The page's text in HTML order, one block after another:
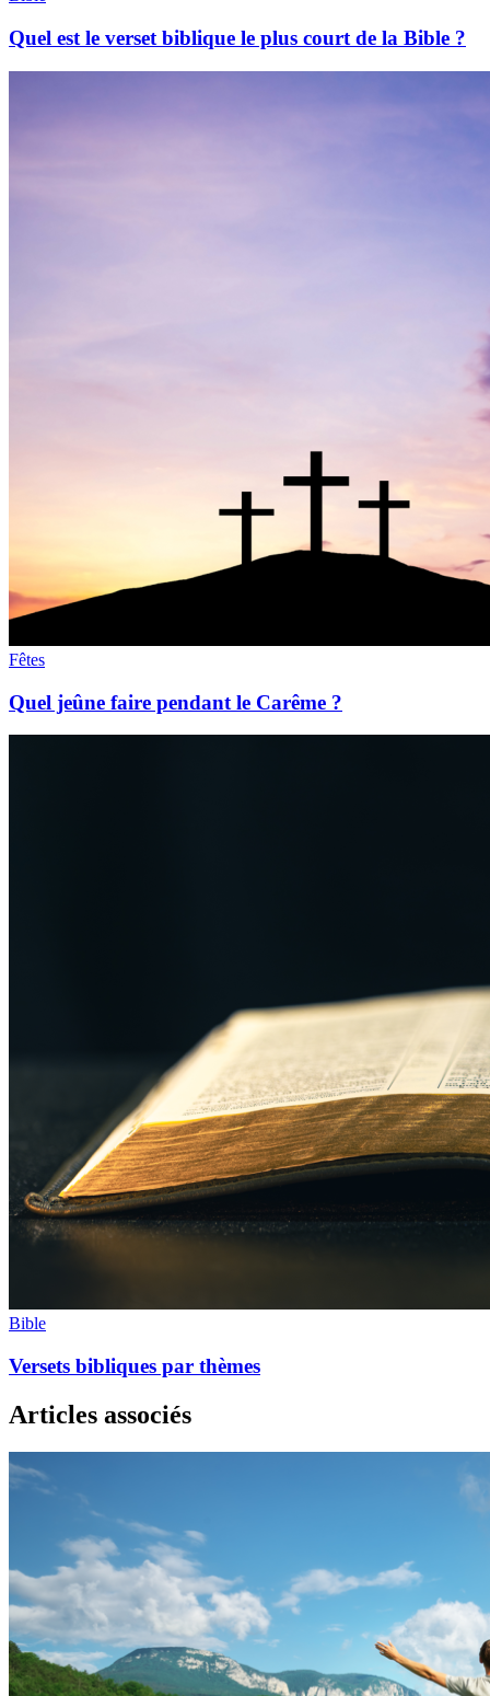
Quel est le verset biblique le plus court de la Bible ?
Fêtes
Quel jeûne faire pendant le Carême ?
Bible
Versets bibliques par thèmes
Articles associés